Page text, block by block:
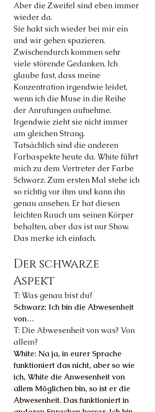
Aber die Zweifel sind eben immer
wieder da.
Sie hakt sich wieder bei mir ein
und wir gehen spazieren.
Zwischendurch kommen sehr
viele störende Gedanken. Ich
glaube fast, dass meine
Konzentration irgendwie leidet,
wenn ich die Muse in die Reihe
der Anrufungen aufnehme.
Irgendwie zieht sie nicht immer
am gleichen Strang.
Tatsächlich sind die anderen
Farbaspekte heute da. White führt
mich zu dem Vertreter der Farbe
Schwarz. Zum ersten Mal stehe ich
so richtig vor ihm und kann ihn
genau ansehen. Er hat diesen
leichten Rauch um seinen Körper
behalten, aber das ist nur Show.
Das merke ich einfach.
Der schwarze
Aspekt
T: Was genau bist du?
Schwarz: Ich bin die Abwesenheit
von…
T: Die Abwesenheit von was? Von
allem?
White: Na ja, in eurer Sprache
funktioniert das nicht, aber so wie
ich, White die Anwesenheit von
allem Möglichen bin, so ist er die
Abwesenheit. Das funktioniert in